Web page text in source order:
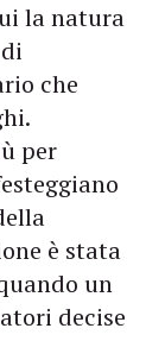
la natura
che
per
è stata
un
decise